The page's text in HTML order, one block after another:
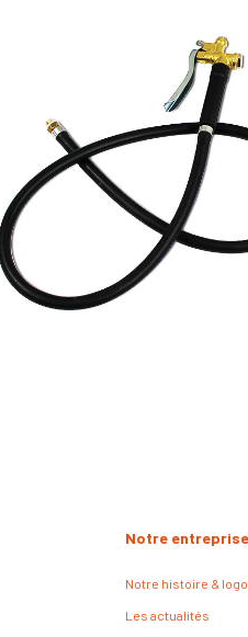
Notre entreprise
Notre histoire & logo
Les actualités